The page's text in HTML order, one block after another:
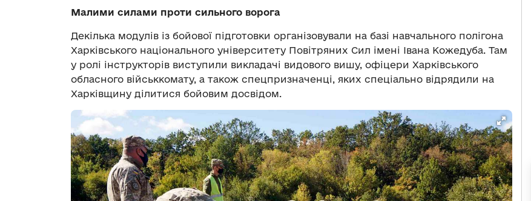
Малими силами проти сильного ворога
Декілька модулів із бойової підготовки організовували на базі навчального полігона
Харківського національного університету Повітряних Сил імені Івана Кожедуба. Там
у ролі інструкторів виступили викладачі видового вишу, офіцери Харківського
обласного військкомату, а також спецпризначенці, яких спеціально відрядили на
Харківщину ділитися бойовим досвідом.